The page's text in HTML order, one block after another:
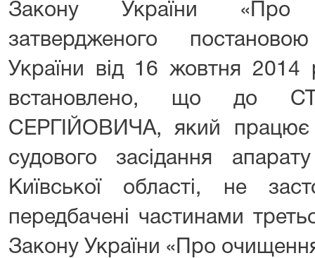
Закону України «Про
затвердженого
України від 16 жовтня
встановлено, що до
СЕРГІЙОВИЧА, який працює
судового засідання
Київської області, не
передбачені частинами
Закону України «Про